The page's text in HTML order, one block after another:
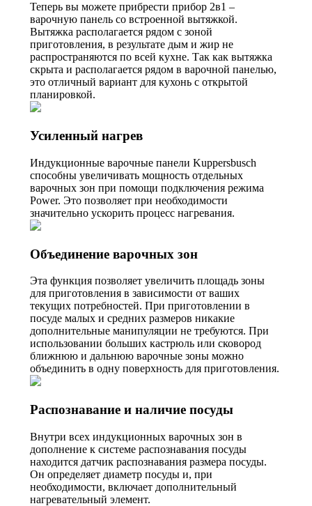
Теперь вы можете прибрести прибор 2в1 –
варочную панель со встроенной вытяжкой.
Вытяжка располагается рядом с зоной
приготовления, в результате дым и жир не
распространяются по всей кухне. Так как вытяжка
скрыта и располагается рядом в варочной панелью,
это отличный вариант для кухонь с открытой
планировкой.
Усиленный нагрев
Индукционные варочные панели Kuppersbusch
способны увеличивать мощность отдельных
варочных зон при помощи подключения режима
Power. Это позволяет при необходимости
значительно ускорить процесс нагревания.
Объединение варочных зон
Эта функция позволяет увеличить площадь зоны
для приготовления в зависимости от ваших
текущих потребностей. При приготовлении в
посуде малых и средних размеров никакие
дополнительные манипуляции не требуются. При
использовании больших кастрюль или сковород
ближнюю и дальнюю варочные зоны можно
объединить в одну поверхность для приготовления.
Распознавание и наличие посуды
Внутри всех индукционных варочных зон в
дополнение к системе распознавания посуды
находится датчик распознавания размера посуды.
Он определяет диаметр посуды и, при
необходимости, включает дополнительный
нагревательный элемент.